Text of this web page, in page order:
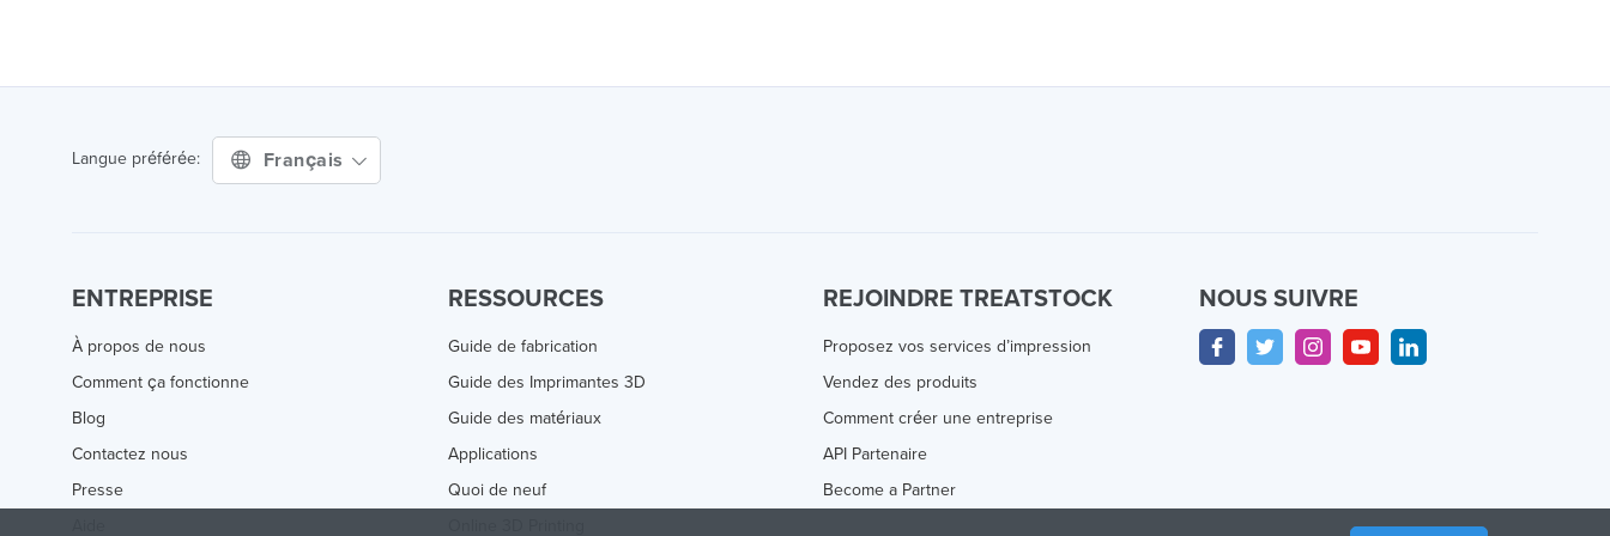
Langue préférée: Français
ENTREPRISE
À propos de nous
Comment ça fonctionne
Blog
Contactez nous
Presse
RESSOURCES
Guide de fabrication
Guide des Imprimantes 3D
Guide des matériaux
Applications
Quoi de neuf
REJOINDRE TREATSTOCK
Proposez vos services d’impression
Vendez des produits
Comment créer une entreprise
API Partenaire
Become a Partner
NOUS SUIVRE